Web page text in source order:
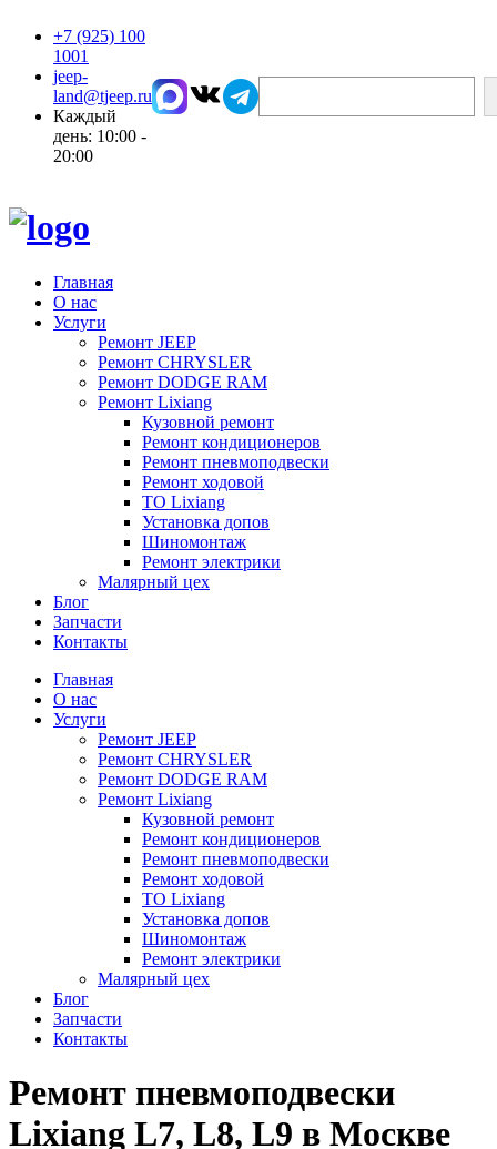
+7 (925) 100
1001
jeep-
land@tjeep.ru
Каждый
день: 10:00 -
20:00
Главная
О нас
Услуги
Ремонт JEEP
Ремонт CHRYSLER
Ремонт DODGE RAM
Ремонт Lixiang
Кузовной ремонт
Ремонт кондиционеров
Ремонт пневмоподвески
Ремонт ходовой
ТО Lixiang
Установка допов
Шиномонтаж
Ремонт электрики
Малярный цех
Блог
Запчасти
Контакты
Главная
О нас
Услуги
Ремонт JEEP
Ремонт CHRYSLER
Ремонт DODGE RAM
Ремонт Lixiang
Кузовной ремонт
Ремонт кондиционеров
Ремонт пневмоподвески
Ремонт ходовой
ТО Lixiang
Установка допов
Шиномонтаж
Ремонт электрики
Малярный цех
Блог
Запчасти
Контакты
Ремонт пневмоподвески
Lixiang L7, L8, L9 в Москве